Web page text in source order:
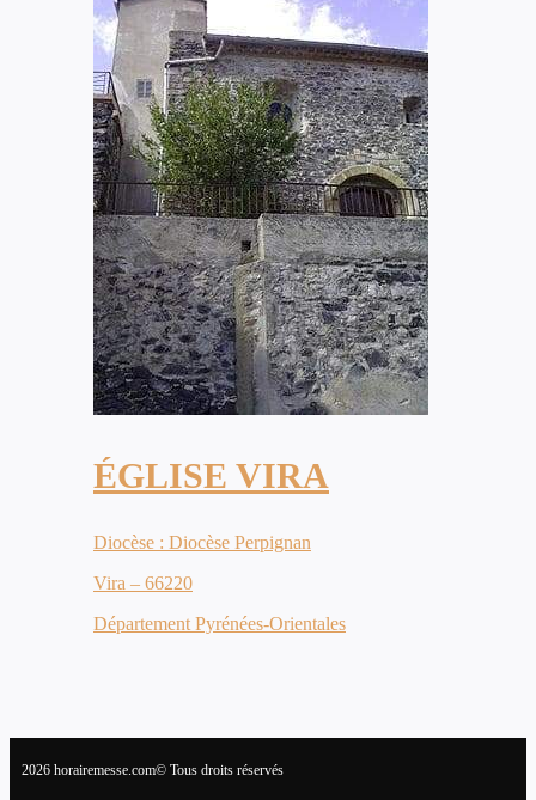
ÉGLISE VIRA
Diocèse : Diocèse Perpignan
Vira – 66220
Département Pyrénées-Orientales
2026 horairemesse.com© Tous droits réservés